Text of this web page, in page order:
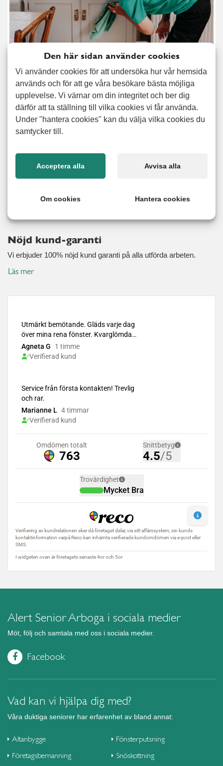
Nu är det dags att ta tag i allt det där som fått vänta under
en längre tid: storstädning, fönsterputsning och
hushållstjänster i allmänhet. Många byter boende och då
hjälper vi förstås till med flyttstädning. Med vår tjänst
att städa, handla och laga mat men också hjälp med att
stötta och ledsaga. Hemservice passar främst dig, eller en
anhörig, som inte längre har möjlighet att sköta
fram en lösning för just dina behov.
Nöjd kund-garanti
Vi erbjuder 100% nöjd kund garanti på alla utförda arbeten.
Läs mer
Alert Senior Arboga i sociala medier
Möt, följ och samtala med oss i sociala medier.
Facebook
Vad kan vi hjälpa dig med?
Våra duktiga seniorer har erfarenhet av bland annat:
Altanbygge
Företagsbemanning
Fönsterputsning
Snöskottning
Den här sidan använder cookies
Vi använder cookies för att undersöka hur vår hemsida
används och för att ge våra besökare bästa möjliga
upplevelse. Vi värnar om din integritet och ber dig
därför att ta ställning till vilka cookies vi får använda.
Under "hantera cookies" kan du välja vilka cookies du
samtycker till.
Acceptera alla Avvisa alla
Om cookies Hantera cookies